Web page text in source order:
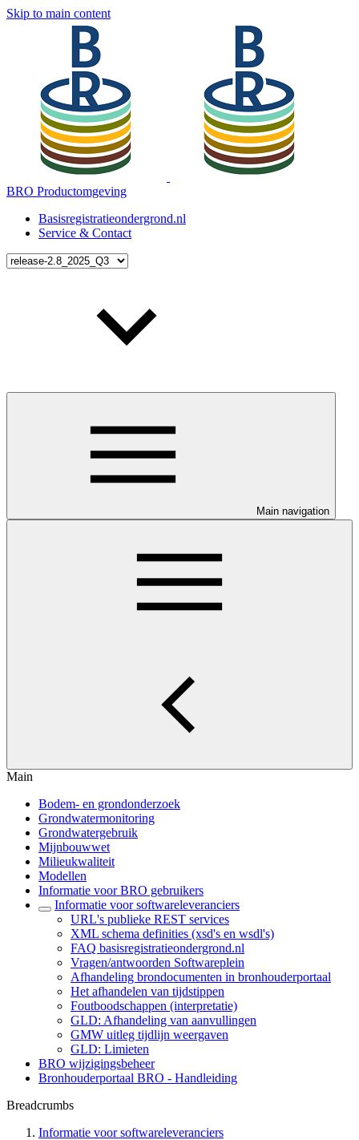
Skip to main content
BRO Productomgeving
Basisregistratieondergrond.nl
Service & Contact
Main navigation
Main
Bodem- en grondonderzoek
Grondwatermonitoring
Grondwatergebruik
Mijnbouwwet
Milieukwaliteit
Modellen
Informatie voor BRO gebruikers
Informatie voor softwareleveranciers
URL's publieke REST services
XML schema definities (xsd's en wsdl's)
FAQ basisregistratieondergrond.nl
Vragen/antwoorden Softwareplein
Afhandeling brondocumenten in bronhouderportaal
Het afhandelen van tijdstippen
Foutboodschappen (interpretatie)
GLD: Afhandeling van aanvullingen
GMW uitleg tijdlijn weergaven
GLD: Limieten
BRO wijzigingsbeheer
Bronhouderportaal BRO - Handleiding
Breadcrumbs
Informatie voor softwareleveranciers